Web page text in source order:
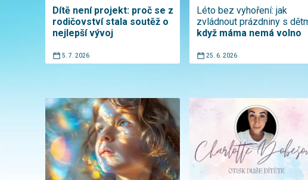
Dítě není projekt: proč se z
rodičovství stala soutěž o
nejlepší vývoj
5. 7. 2026
Léto bez vyhoření: jak
zvládnout prázdniny s
když máma nemá volno
25. 6. 2026